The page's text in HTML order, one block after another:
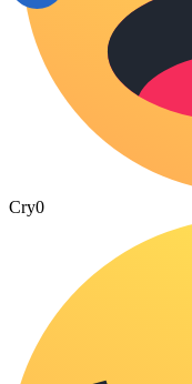
Cry0